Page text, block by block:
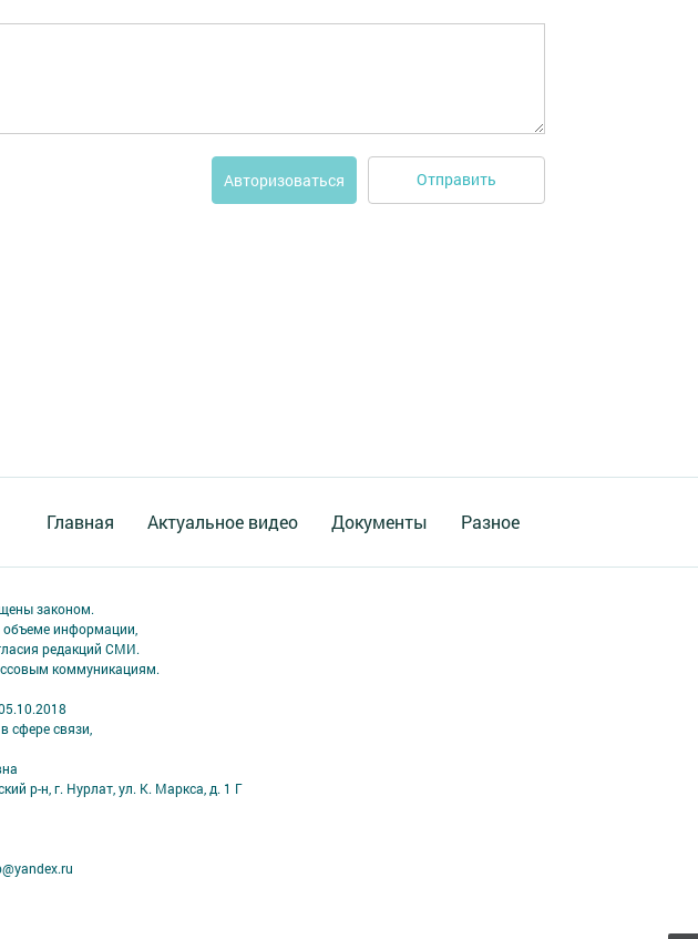
Авторизоваться Отправить
Главная Актуальное видео Документы Разное
законом.
объеме информации,
редакций СМИ.
коммуникациям.
сфере связи,
р-н, г. Нурлат, ул. К. Маркса, д. 1 Г